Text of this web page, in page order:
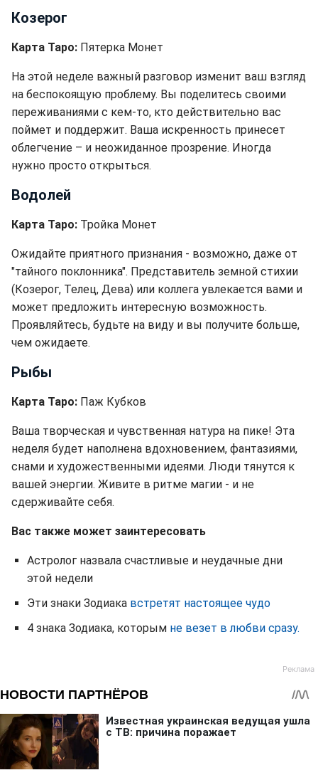
Козерог
Карта Таро: Пятерка Монет
На этой неделе важный разговор изменит ваш взгляд
на беспокоящую проблему. Вы поделитесь своими
переживаниями с кем-то, кто действительно вас
поймет и поддержит. Ваша искренность принесет
облегчение – и неожиданное прозрение. Иногда
нужно просто открыться.
Водолей
Карта Таро: Тройка Монет
Ожидайте приятного признания - возможно, даже от
"тайного поклонника". Представитель земной стихии
(Козерог, Телец, Дева) или коллега увлекается вами и
может предложить интересную возможность.
Проявляйтесь, будьте на виду и вы получите больше,
чем ожидаете.
Рыбы
Карта Таро: Паж Кубков
Ваша творческая и чувственная натура на пике! Эта
неделя будет наполнена вдохновением, фантазиями,
снами и художественными идеями. Люди тянутся к
вашей энергии. Живите в ритме магии - и не
сдерживайте себя.
Вас также может заинтересовать
Астролог назвала счастливые и неудачные дни
этой недели
Эти знаки Зодиака встретят настоящее чудо
4 знака Зодиака, которым не везет в любви сразу.